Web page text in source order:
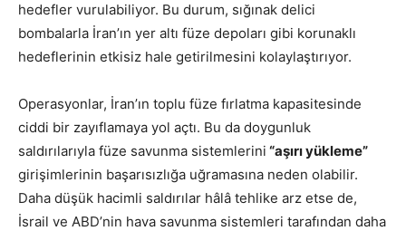
hedefler vurulabiliyor. Bu durum, sığınak delici
bombalarla İran’ın yer altı füze depoları gibi korunaklı
hedeflerinin etkisiz hale getirilmesini kolaylaştırıyor.
Operasyonlar, İran’ın toplu füze fırlatma kapasitesinde
ciddi bir zayıflamaya yol açtı. Bu da doygunluk
saldırılarıyla füze savunma sistemlerini “aşırı yükleme”
girişimlerinin başarısızlığa uğramasına neden olabilir.
Daha düşük hacimli saldırılar hâlâ tehlike arz etse de,
İsrail ve ABD’nin hava savunma sistemleri tarafından daha